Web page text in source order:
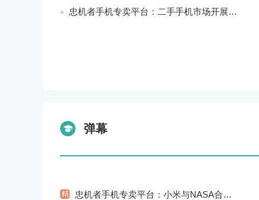
忠机者手机专卖平台：二手手机市场开展智能化运营，优化市场流程和效率
弹幕
精 忠机者手机专卖平台：小米与NASA合作推出智能太空手表